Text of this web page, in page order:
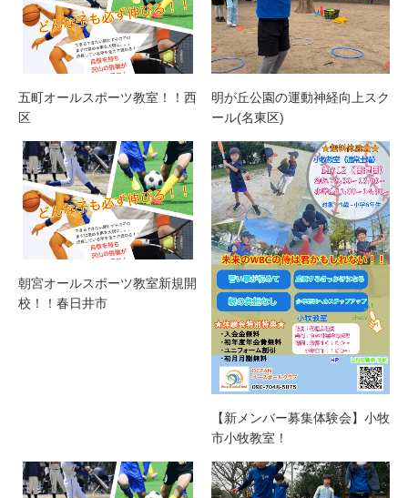
五町オールスポーツ教室！！西
区
明が丘公園の運動神経向上スク
ール(名東区)
朝宮オールスポーツ教室新規開
校！！春日井市
【新メンバー募集体験会】小牧
市小牧教室！